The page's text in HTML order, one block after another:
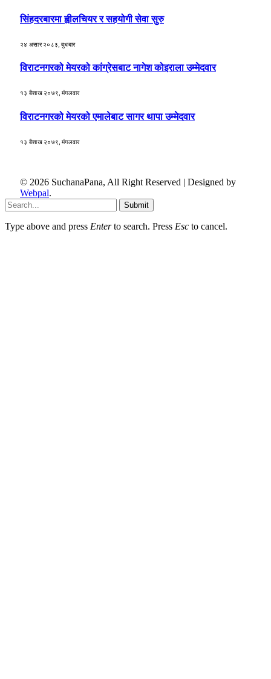
सिंहदरबारमा ह्वीलचियर र सहयोगी सेवा सुरु
२४ असार २०८३, बुधबार
विराटनगरको मेयरको कांग्रेसबाट नागेश कोइराला उम्मेदवार
१३ बैशाख २०७९, मंगलवार
विराटनगरको मेयरको एमालेबाट सागर थापा उम्मेदवार
१३ बैशाख २०७९, मंगलवार
© 2026 SuchanaPana, All Right Reserved | Designed by
Webpal.
Submit
Type above and press Enterto search. Press Esc to cancel.